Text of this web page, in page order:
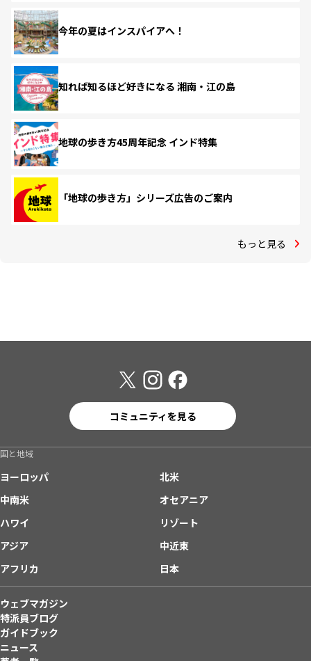
今年の夏はインスパイアへ！
知れば知るほど好きになる 湘南・江の島
地球の歩き方45周年記念 インド特集
「地球の歩き方」シリーズ広告のご案内
もっと見る
コミュニティを見る
国と地域
ヨーロッパ
北米
中南米
オセアニア
ハワイ
リゾート
アジア
中近東
アフリカ
日本
ウェブマガジン
特派員ブログ
ガイドブック
ニュース